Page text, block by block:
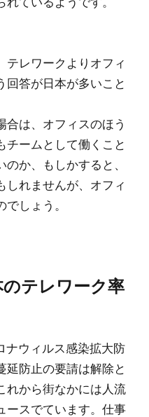
テレワークよりオフィ
回答が日本が多いこと
合は、オフィスのほう
チームとして働くこと
か、もしかすると、
しれませんが、オフィ
しょう。
のテレワーク率
ナウィルス感染拡大防
延防止の要請は解除と
れから街なかには人流
ースでています。仕事